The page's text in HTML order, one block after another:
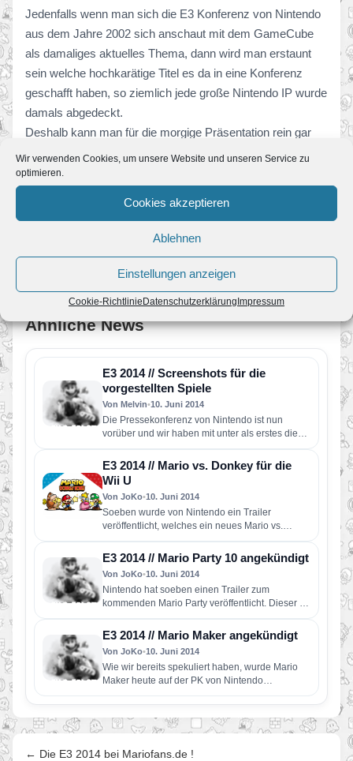
Wir verwenden Cookies, um unsere Website und unseren Service zu
optimieren.
Cookies akzeptieren
Ablehnen
Einstellungen anzeigen
Cookie-RichtlinieDatenschutzerklärungImpressum
Jedenfalls wenn man sich die E3 Konferenz von Nintendo
aus dem Jahre 2002 sich anschaut mit dem GameCube
als damaliges aktuelles Thema, dann wird man erstaunt
sein welche hochkarätige Titel es da in eine Konferenz
geschafft haben, so ziemlich jede große Nintendo IP wurde
damals abgedeckt.
Deshalb kann man für die morgige Präsentation rein gar
nichts von vorne rein ausschließen!
Was erwartet ihr von der Nintendo Pressekonferenz auf
der E3? Schreibt es in die Kommentare.
Ähnliche News
E3 2014 // Screenshots für die
vorgestellten Spiele
Von Melvin•10. Juni 2014
Die Pressekonferenz von Nintendo ist nun
vorüber und wir haben mit unter als erstes die
neuesten Screenshots in…
E3 2014 // Mario vs. Donkey für die
Wii U
Von JoKo•10. Juni 2014
Soeben wurde von Nintendo ein Trailer
veröffentlicht, welches ein neues Mario vs.
Donkey Kong präsentiert. Erstmalig für eine…
E3 2014 // Mario Party 10 angekündigt
Von JoKo•10. Juni 2014
Nintendo hat soeben einen Trailer zum
kommenden Mario Party veröffentlicht. Dieser ist
der 10. Teil der Reihe und…
E3 2014 // Mario Maker angekündigt
Von JoKo•10. Juni 2014
Wie wir bereits spekuliert haben, wurde Mario
Maker heute auf der PK von Nintendo
angekündigt. Hierbei handelt es sich…
← Die E3 2014 bei Mariofans.de !